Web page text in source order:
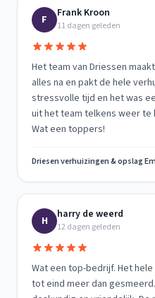
F Frank Kroon
11 dagen geleden
Het team van Driessen
alles na en pakt de hele
stressvolle tijd en het was
uit het team telkens weer
Wat een toppers!
Driesen verhuizingen & opslag
H harry de weerd
12 dagen geleden
Wat een top-bedrijf. Het
tot eind meer dan